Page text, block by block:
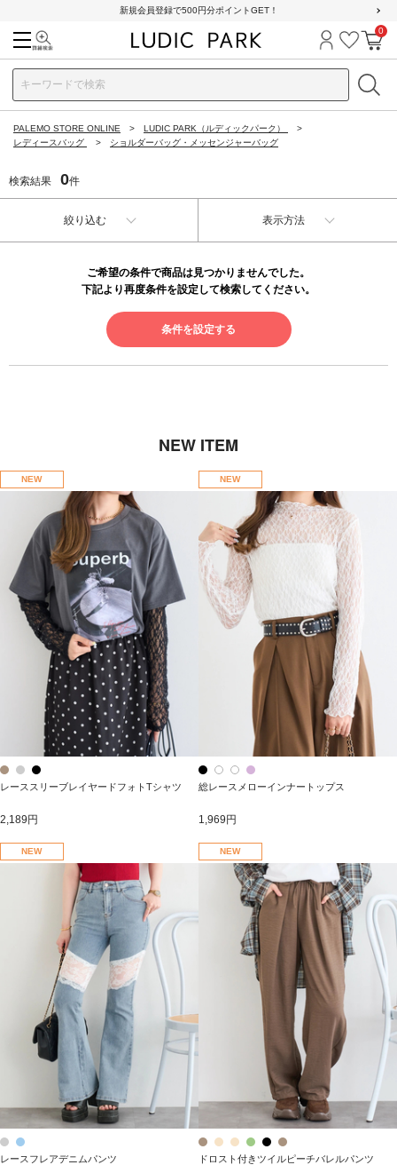
新規会員登録で500円分ポイントGET！
ログイン
お気に
カ
0
PALEMO STORE ONLINE
LUDIC PARK（ルディックパーク）
レディースバッグ
ショルダーバッグ・メッセンジャーバッグ
検索結果 0件
絞り込む 表示方法
ご希望の条件で商品は見つかりませんでした。
下記より再度条件を設定して検索してください。
条件を設定する
NEW ITEM
NEW
レーススリーブレイヤードフォトTシャツ
2,189円
NEW
総レースメローインナートップス
1,969円
NEW
レースフレアデニムパンツ
NEW
ドロスト付きツイルピーチバレルパンツ